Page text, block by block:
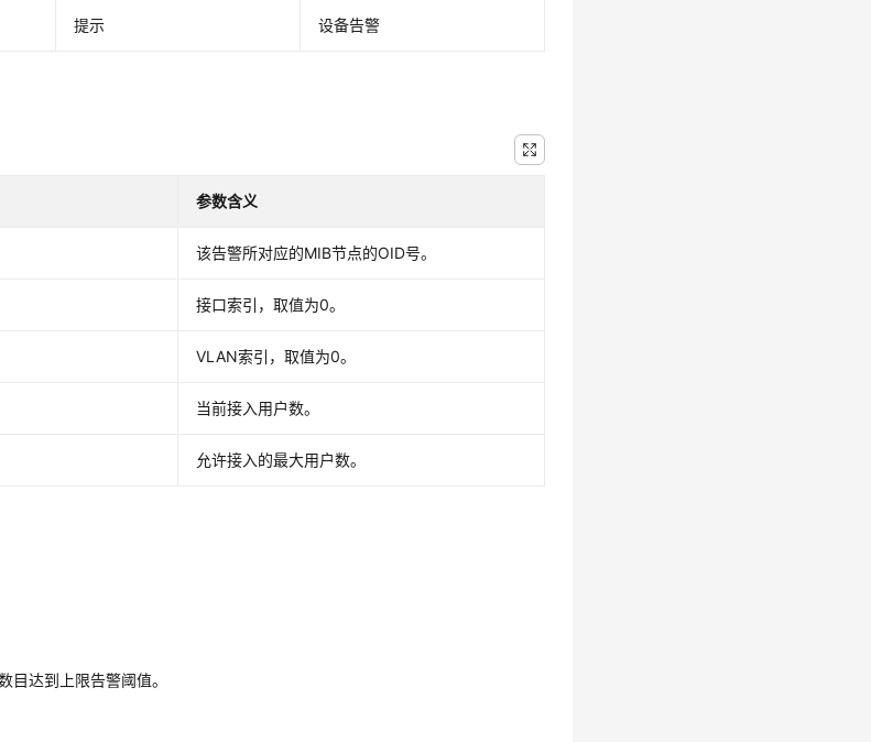
提示 设备告警
参数含义
该告警所对应的MIB节点的OID号。
接口索引，取值为0。
VLAN索引，取值为0。
当前接入用户数。
允许接入的最大用户数。
达到上限告警阈值。